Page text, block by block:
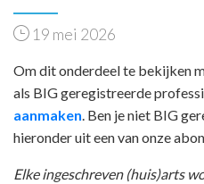
19 mei 2026
Om dit onderdeel te bekijken
als BIG geregistreerde
aanmaken . Ben je niet BIG
hieronder uit een van onze
Elke ingeschreven (huis)arts